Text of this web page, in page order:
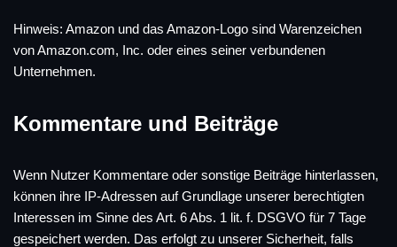
Hinweis: Amazon und das Amazon-Logo sind Warenzeichen
von Amazon.com, Inc. oder eines seiner verbundenen
Unternehmen.
Kommentare und Beiträge
Wenn Nutzer Kommentare oder sonstige Beiträge hinterlassen,
können ihre IP-Adressen auf Grundlage unserer berechtigten
Interessen im Sinne des Art. 6 Abs. 1 lit. f. DSGVO für 7 Tage
gespeichert werden. Das erfolgt zu unserer Sicherheit, falls